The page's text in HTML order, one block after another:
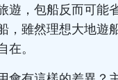
遊，包船反而可能
，雖然理想大地遊
。